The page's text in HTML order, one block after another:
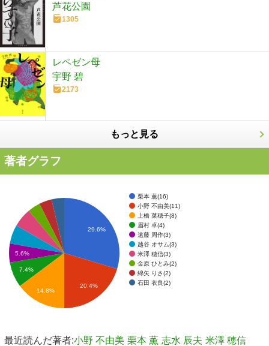
芦花公園
1305
レペゼン母
宇野 碧
2173
もっと見る
著者グラフ
栗本 薫(16)
小野 不由美(11)
上橋 菜穂子(8)
眉村 卓(4)
遠藤 周作(3)
越谷 オサム(3)
米澤 穂信(3)
金原 ひとみ(2)
綿矢 りさ(2)
石田 衣良(2)
29.6%
5.6%
7.4%
14.8%
20.4%
最近読んだ著者:小野 不由美 栗本 薫 志水 辰夫 米澤 穂信